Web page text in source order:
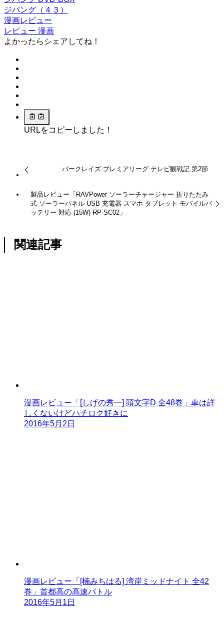
ジパング（４３）
漫画レビュー
レビュー 漫画
よかったらシェアしてね！
URLをコピーしました！
バークレイズ プレミアリーグ テレビ観戦記 第2節
製品レビュー「RAVPower ソーラーチャージャー 折りたたみ
式 ソーラーパネル USB 充電器 スマホ タブレット モバイルバ
ッテリー 対応 (15W) RP-SC02」
関連記事
漫画レビュー「[しげの秀一] 頭文字D 全48巻」車は詳
しくないけどハチロク好きに
2016年5月2日
漫画レビュー「[楠みちはる] 湾岸ミッドナイト 全42
巻」首都高の高速バトル
2016年5月1日